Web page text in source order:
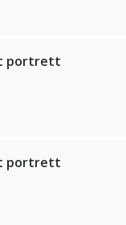
portrett
portrett